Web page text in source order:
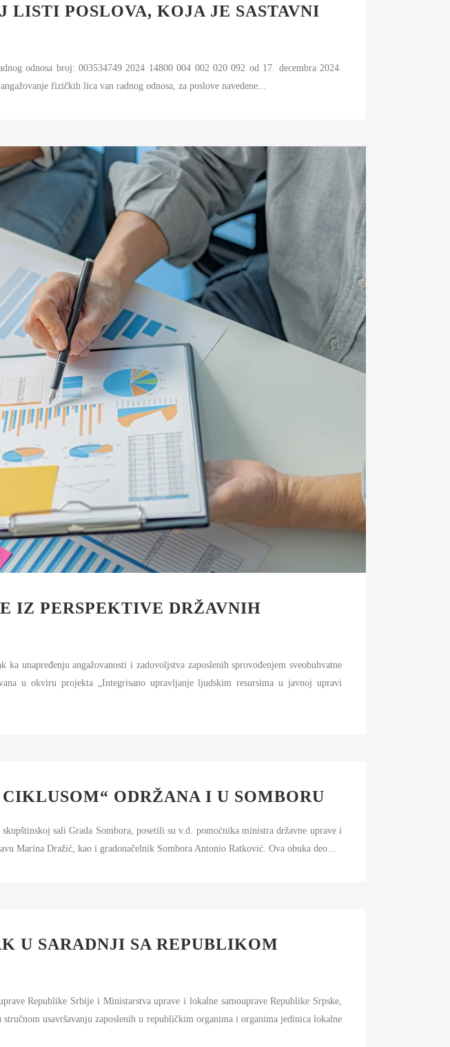
LISTI POSLOVA, KOJA JE SASTAVNI
odnosa broj: 003534749 2024 14800 004 002 020 092 od 17. decembra 2024.
fizičkih lica van radnog odnosa, za poslove navedene...
IZ PERSPEKTIVE DRŽAVNIH
unapređenju angažovanosti i zadovoljstva zaposlenih sprovođenjem sveobuhvatne
u okviru projekta „Integrisano upravljanje ljudskim resursima u javnoj upravi
ODRŽANA I U SOMBORU
sali Grada Sombora, posetili su v.d. pomoćnika ministra državne uprave i
Marina Dražić, kao i gradonačelnik Sombora Antonio Ratković. Ova obuka deo...
U SARADNJI SA REPUBLIKOM
Republike Srbije i Ministarstva uprave i lokalne samouprave Republike Srpske,
usavršavanju zaposlenih u republičkim organima i organima jedinica lokalne